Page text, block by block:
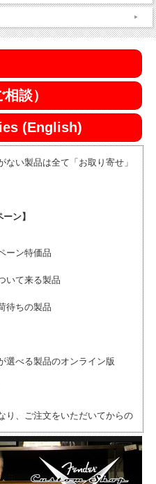
談）
(English)
ない製品は全て「お取り寄せ」
ン】
ーン特価品
いて来る製品
待ちの製品
選べる製品のオンライン版
り、ご注文をいただいてからの